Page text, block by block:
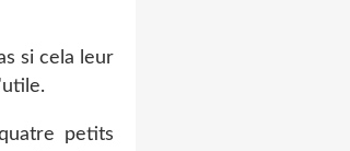
si cela leur
petits